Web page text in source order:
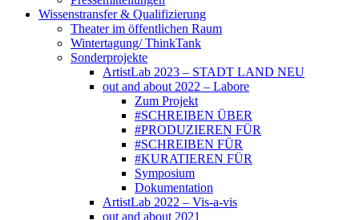
Wissenstransfer & Qualifizierung
Theater im öffentlichen Raum
Wintertagung/ ThinkTank
Sonderprojekte
ArtistLab 2023 – STADT LAND NEU
out and about 2022 – Labore
Zum Projekt
#SCHREIBEN ÜBER
#PRODUZIEREN FÜR
#SCHREIBEN FÜR
#KURATIEREN FÜR
Symposium
Dokumentation
ArtistLab 2022 – Vis-a-vis
out and about 2021